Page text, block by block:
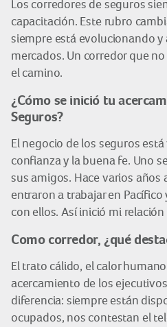
Los corredores de seguros
capacitación. Este rubro
siempre está evolucionando
mercados. Un corredor que
el camino.
¿Cómo se inició tu
Seguros?
El negocio de los seguros
confianza y la buena fe. Uno
sus amigos. Hace varios años
entraron a trabajar en
con ellos. Así inició mi
Como corredor, ¿qué
El trato cálido, el calor
acercamiento de los
diferencia: siempre están
ocupados, nos contestan el